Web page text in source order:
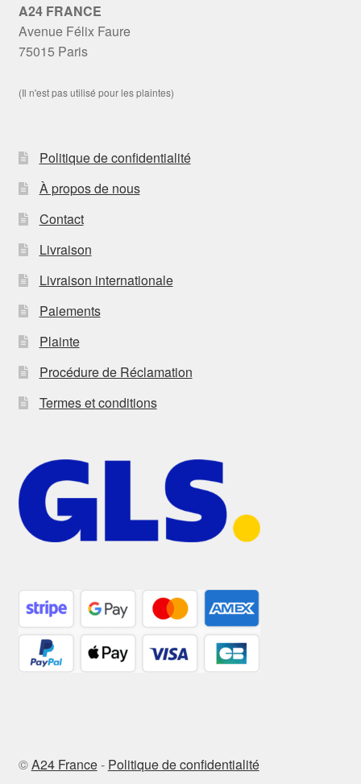
A24 FRANCE
Avenue Félix Faure
75015 Paris
(Il n'est pas utilisé pour les plaintes)
Politique de confidentialité
À propos de nous
Contact
Livraison
Livraison internationale
Paiements
Plainte
Procédure de Réclamation
Termes et conditions
©A24 France- Politique de confidentialité